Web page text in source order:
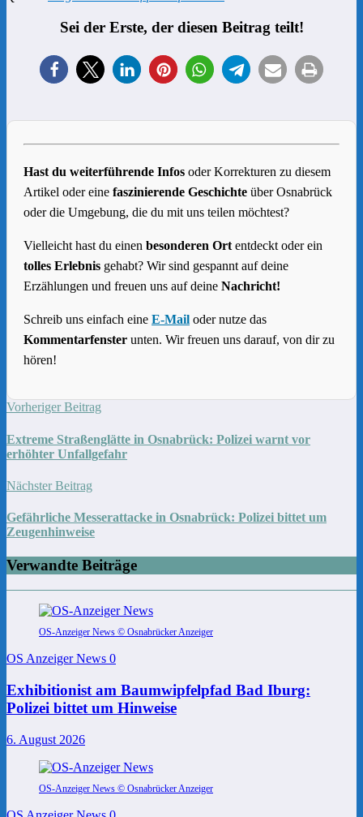
Sei der Erste, der diesen Beitrag teilt!
Hast du weiterführende Infos oder Korrekturen zu diesem
Artikel oder eine faszinierende Geschichte über Osnabrück
oder die Umgebung, die du mit uns teilen möchtest?
Vielleicht hast du einen besonderen Ort entdeckt oder ein
tolles Erlebnis gehabt? Wir sind gespannt auf deine
Erzählungen und freuen uns auf deine Nachricht!
Schreib uns einfach eine E-Mail oder nutze das
Kommentarfenster unten. Wir freuen uns darauf, von dir zu
hören!
Vorheriger Beitrag
Extreme Straßenglätte in Osnabrück: Polizei warnt vor
erhöhter Unfallgefahr
Nächster Beitrag
Gefährliche Messerattacke in Osnabrück: Polizei bittet um
Zeugenhinweise
Verwandte Beiträge
OS-Anzeiger News © Osnabrücker Anzeiger
OS Anzeiger News 0
Exhibitionist am Baumwipfelpfad Bad Iburg:
Polizei bittet um Hinweise
6. August 2026
OS-Anzeiger News © Osnabrücker Anzeiger